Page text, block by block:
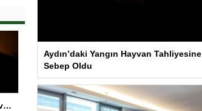
Aydın’daki Yangın Hayvan Tahliyesine Sebep Oldu
Aydın’daki Yangın Hayvan Tahliyesine
Sebep Oldu